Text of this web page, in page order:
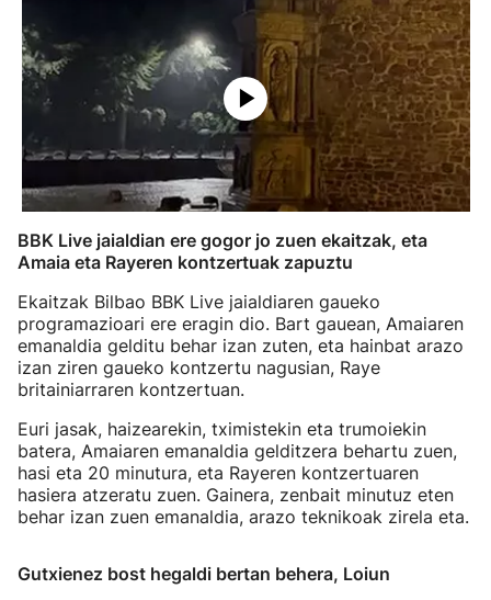
BBK Live jaialdian ere gogor jo zuen ekaitzak, eta
Amaia eta Rayeren kontzertuak zapuztu
Ekaitzak Bilbao BBK Live jaialdiaren gaueko
programazioari ere eragin dio. Bart gauean, Amaiaren
emanaldia gelditu behar izan zuten, eta hainbat arazo
izan ziren gaueko kontzertu nagusian, Raye
britainiarraren kontzertuan.
Euri jasak, haizearekin, tximistekin eta trumoiekin
batera, Amaiaren emanaldia gelditzera behartu zuen,
hasi eta 20 minutura, eta Rayeren kontzertuaren
hasiera atzeratu zuen. Gainera, zenbait minutuz eten
behar izan zuen emanaldia, arazo teknikoak zirela eta.
Gutxienez bost hegaldi bertan behera, Loiun